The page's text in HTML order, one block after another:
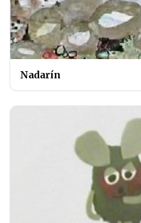
Nadarín